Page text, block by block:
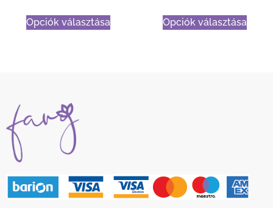
Opciók választása Opciók választása